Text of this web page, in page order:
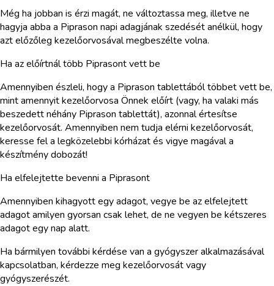
Még ha jobban is érzi magát, ne változtassa meg, illetve ne
hagyja abba a Piprason napi adagjának szedését anélkül, hogy
azt előzőleg kezelőorvosával megbeszélte volna.
Ha az előírtnál több Piprasont vett be
Amennyiben észleli, hogy a Piprason tablettából többet vett be,
mint amennyit kezelőorvosa Önnek előírt (vagy, ha valaki más
beszedett néhány Piprason tablettát), azonnal értesítse
kezelőorvosát. Amennyiben nem tudja elérni kezelőorvosát,
keresse fel a legközelebbi kórházat és vigye magával a
készítmény dobozát!
Ha elfelejtette bevenni a Piprasont
Amennyiben kihagyott egy adagot, vegye be az elfelejtett
adagot amilyen gyorsan csak lehet, de ne vegyen be kétszeres
adagot egy nap alatt.
Ha bármilyen további kérdése van a gyógyszer alkalmazásával
kapcsolatban, kérdezze meg kezelőorvosát vagy
gyógyszerészét.